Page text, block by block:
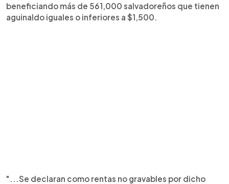
beneficiando más de 561,000 salvadoreños que tienen
aguinaldo iguales o inferiores a $1,500.
"...Se declaran como rentas no gravables por dicho